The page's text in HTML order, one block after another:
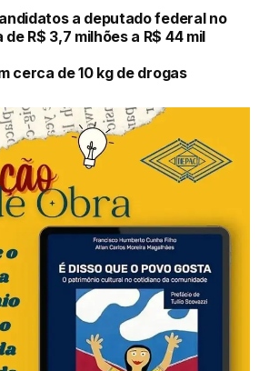
a deputado federal no
R$ 3,7 milhões a R$ 44 mil
cerca de 10 kg de drogas